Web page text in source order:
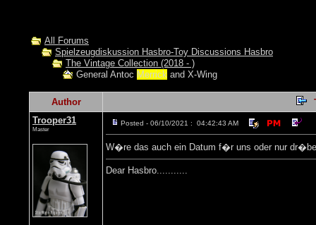
All Forums
Spielzeugdiskussion Hasbro-Toy Discussions Hasbro
The Vintage Collection (2018 - )
General Antoc Merrick and X-Wing
Author
Trooper31
Master
Posted - 06/10/2021 : 04:42:43 AM
W�re das auch ein Datum f�r uns oder nur
Dear Hasbro...........